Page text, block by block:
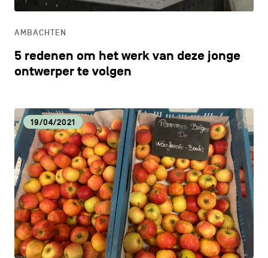
ONTDEKKEN
AMBACHTEN
5 redenen om het werk van deze jonge
ontwerper te volgen
19/04/2021